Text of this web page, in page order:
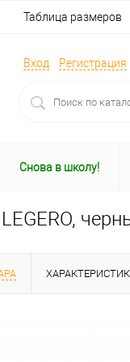
Таблица размеров
Вход Регистрация
Снова в школу!